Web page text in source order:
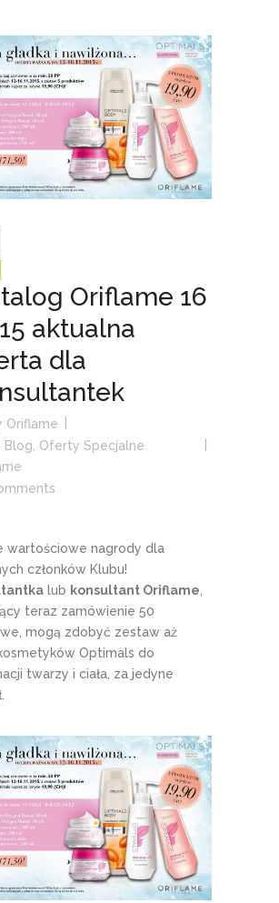
Oriflame 16
aktualna
dla
Oriflame
Blog, Oferty Specjalne
wartościowe nagrody dla
członków Klubu!
lub konsultant Oriflame,
teraz zamówienie 50
mogą zdobyć zestaw aż
Optimals do
twarzy i ciała, za jedyne